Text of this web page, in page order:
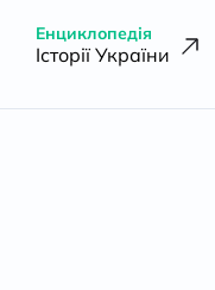
Енциклопедія
Історії України